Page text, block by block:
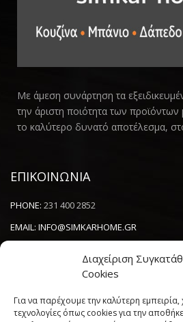
Διαχείριση
Cookies
Για να παρέχουμε την καλύτερη
τεχνολογίες όπως cookies για την
Με άμεση συνάρτηση τα
την άριστη ποιότητα των
το καλύτερο δυνατό αποτέλεσμα,
ΕΠΙΚΟΙΝΩΝΙΑ
PHONE: 231 400 2852
EMAIL: INFO@SIMKARHOME.GR
NEWSLETTER